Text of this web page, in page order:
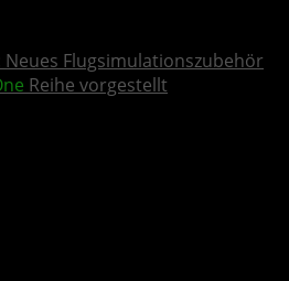
Neues Flugsimulationszubehör
Reihe vorgestellt